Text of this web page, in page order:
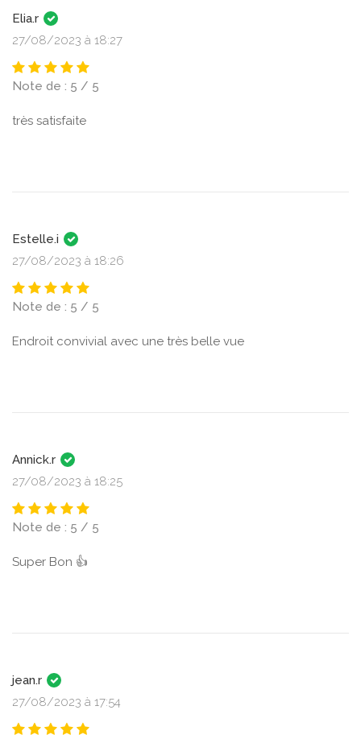
Elia.r
27/08/2023 à 18:27
Note de : 5 / 5
très satisfaite
Estelle.i
27/08/2023 à 18:26
Note de : 5 / 5
Endroit convivial avec une très belle vue
Annick.r
27/08/2023 à 18:25
Note de : 5 / 5
Super Bon 👍
jean.r
27/08/2023 à 17:54